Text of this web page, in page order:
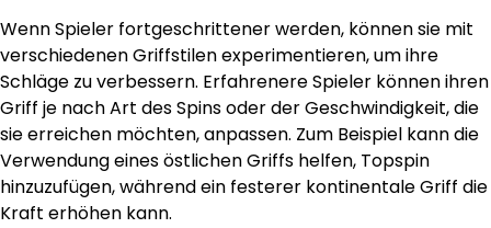
Wenn Spieler fortgeschrittener werden, können sie mit
verschiedenen Griffstilen experimentieren, um ihre
Schläge zu verbessern. Erfahrenere Spieler können ihren
Griff je nach Art des Spins oder der Geschwindigkeit, die
sie erreichen möchten, anpassen. Zum Beispiel kann die
Verwendung eines östlichen Griffs helfen, Topspin
hinzuzufügen, während ein festerer kontinentale Griff die
Kraft erhöhen kann.